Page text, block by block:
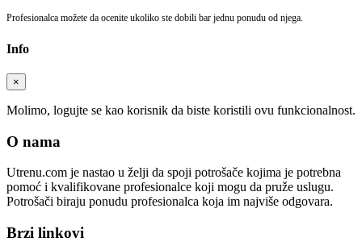
Profesionalca možete da ocenite ukoliko ste dobili bar jednu ponudu od njega.
Info
×
Molimo, logujte se kao korisnik da biste koristili ovu funkcionalnost.
O nama
Utrenu.com je nastao u želji da spoji potrošače kojima je potrebna
pomoć i kvalifikovane profesionalce koji mogu da pruže uslugu.
Potrošači biraju ponudu profesionalca koja im najviše odgovara.
Brzi linkovi